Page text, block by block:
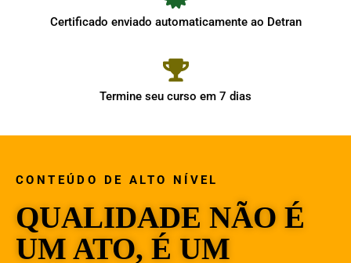
Certificado enviado automaticamente ao Detran
Termine seu curso em 7 dias
CONTEÚDO DE ALTO NÍVEL
QUALIDADE NÃO É
UM ATO, É UM